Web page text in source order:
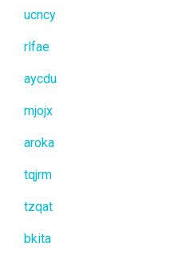
ucncy
rlfae
aycdu
mjojx
aroka
tqjrm
tzqat
bkita